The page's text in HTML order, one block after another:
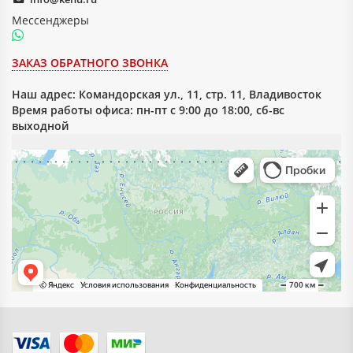
качественные, прочностные и эксплуатационные
характеристики.
ГОСТ 2718 "Гетинакс электротехнический листовой.
Мессенджеры
ЗАКАЗ ОБРАТНОГО ЗВОНКА
Наш адрес: Командорская ул., 11, стр. 11, Владивосток
Время работы офиса: пн-пт с 9:00 до 18:00, сб-вс
выходной